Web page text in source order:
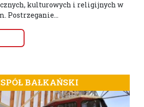
kulturowych i religijnych w
Postrzeganie...
BAŁKAŃSKI